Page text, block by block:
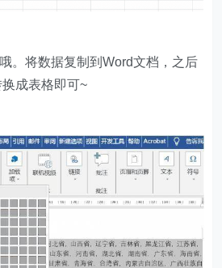
。将数据复制到Word文档，之后
成表格即可~